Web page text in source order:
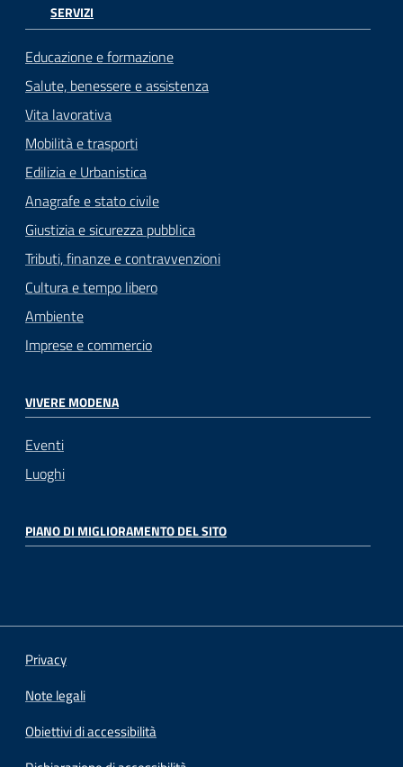
SERVIZI
Educazione e formazione
Salute, benessere e assistenza
Vita lavorativa
Mobilità e trasporti
Edilizia e Urbanistica
Anagrafe e stato civile
Giustizia e sicurezza pubblica
Tributi, finanze e contravvenzioni
Cultura e tempo libero
Ambiente
Imprese e commercio
VIVERE MODENA
Eventi
Luoghi
PIANO DI MIGLIORAMENTO DEL SITO
Privacy
Note legali
Obiettivi di accessibilità